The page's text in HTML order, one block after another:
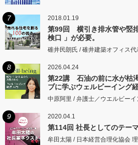
7 2018.01.19
第99回 横引き排水管や竪
検口 」が必要。
碓井民朗氏 / 碓井建築オフィス代
8 2026.04.24
第22講 石油の前に水が枯
ブに学ぶウェルビーイング
中原阿里 / 弁護士／ウエルビー
9 2020.04.1
第114回 社長としてのテー
牟田太陽 / 日本経営合理化協会